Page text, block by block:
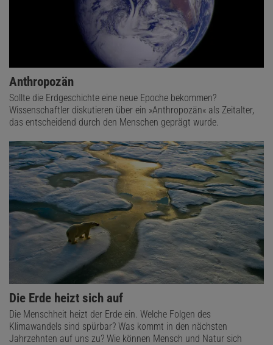
Anthropozän
Sollte die Erdgeschichte eine neue Epoche bekommen?
Wissenschaftler diskutieren über ein »Anthropozän« als Zeitalter,
das entscheidend durch den Menschen geprägt wurde.
Die Erde heizt sich auf
Die Menschheit heizt der Erde ein. Welche Folgen des
Klimawandels sind spürbar? Was kommt in den nächsten
Jahrzehnten auf uns zu? Wie können Mensch und Natur sich